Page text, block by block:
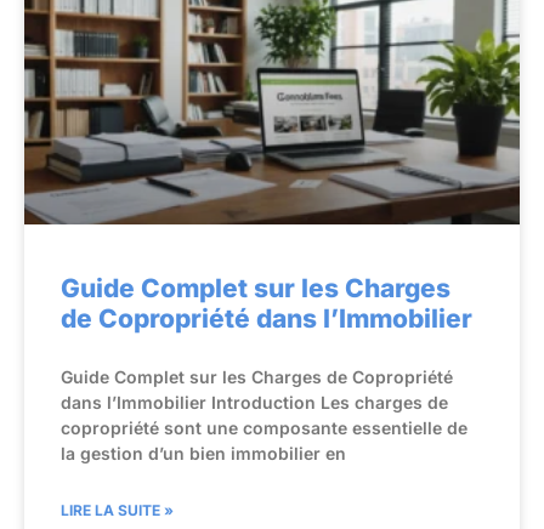
Guide Complet sur les Charges
de Copropriété dans l’Immobilier
Guide Complet sur les Charges de Copropriété
dans l’Immobilier Introduction Les charges de
copropriété sont une composante essentielle de
la gestion d’un bien immobilier en
LIRE LA SUITE »